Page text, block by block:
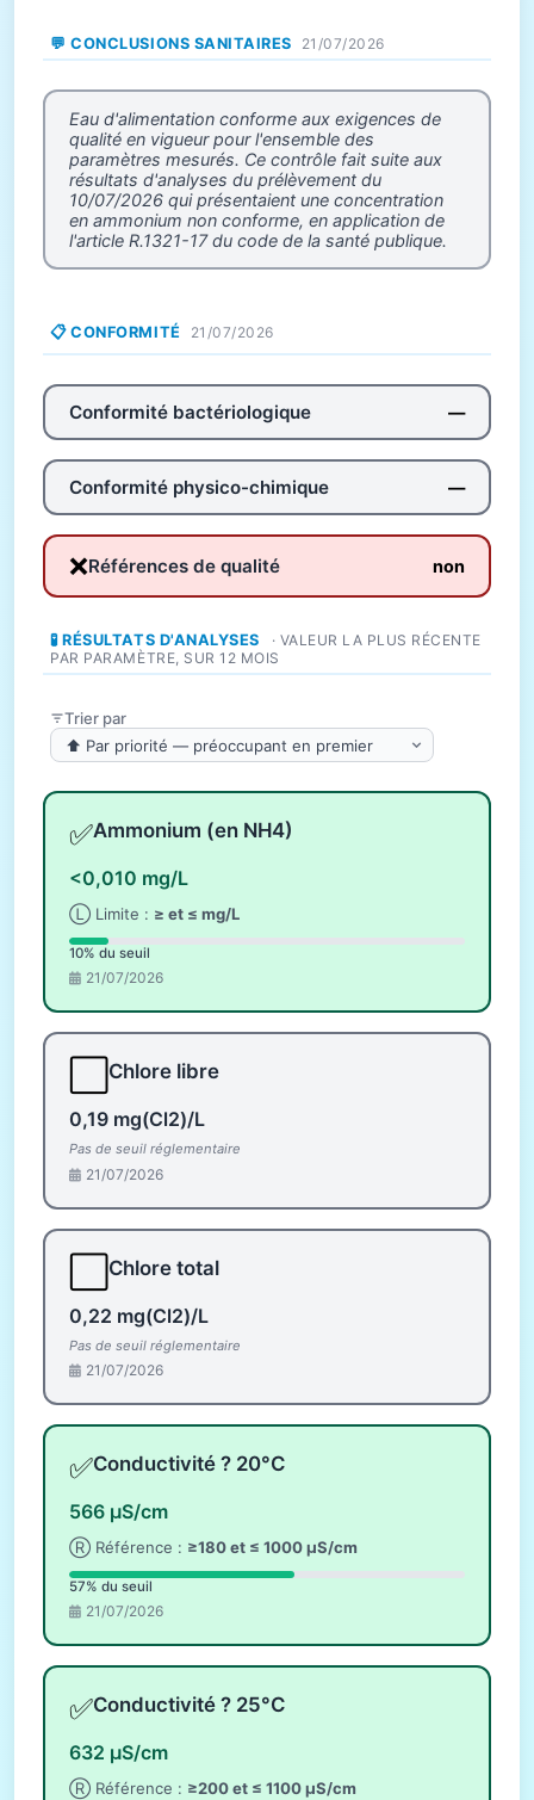
💬 CONCLUSIONS SANITAIRES 21/07/2026
Eau d'alimentation conforme aux exigences de
qualité en vigueur pour l'ensemble des
paramètres mesurés. Ce contrôle fait suite aux
résultats d'analyses du prélèvement du
10/07/2026 qui présentaient une concentration
en ammonium non conforme, en application de
l'article R.1321-17 du code de la santé publique.
📋 CONFORMITÉ 21/07/2026
Conformité bactériologique —
Conformité physico-chimique —
❌Références de qualité non
🧪 RÉSULTATS D'ANALYSES
· VALEUR LA PLUS RÉCENTE
PAR PARAMÈTRE, SUR 12 MOIS
Trier par
✅Ammonium (en NH4)
<0,010 mg/L
Ⓛ Limite : ≥ et ≤ mg/L
10% du seuil
21/07/2026
Chlore libre
0,19 mg(Cl2)/L
Pas de seuil réglementaire
21/07/2026
Chlore total
0,22 mg(Cl2)/L
Pas de seuil réglementaire
21/07/2026
✅Conductivité ? 20°C
566 µS/cm
Ⓡ Référence : ≥180 et ≤ 1000 µS/cm
57% du seuil
21/07/2026
✅Conductivité ? 25°C
632 µS/cm
Ⓡ Référence : ≥200 et ≤ 1100 µS/cm